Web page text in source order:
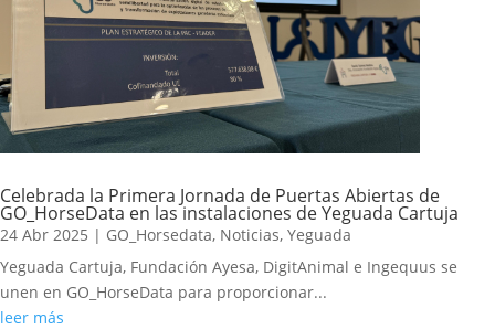
Celebrada la Primera Jornada de Puertas Abiertas de
GO_HorseData en las instalaciones de Yeguada Cartuja
24 Abr 2025 | GO_Horsedata, Noticias, Yeguada
Yeguada Cartuja, Fundación Ayesa, DigitAnimal e Ingequus se
unen en GO_HorseData para proporcionar...
leer más